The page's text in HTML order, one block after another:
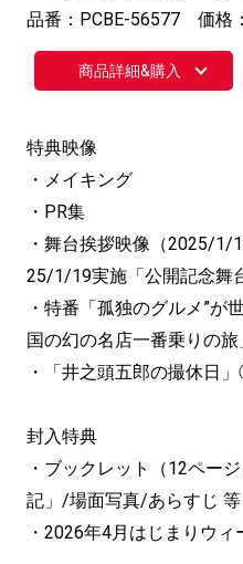
品番：PCBE-56577 価格
商品詳細&購入
特典映像
・メイキング
・PR集
・舞台挨拶映像（2025/1/
25/1/19実施「公開記念舞
・特番「孤独のグルメ”が
国の幻の名店一番乗りの旅
・「井之頭五郎の撮休日
封入特典
・ブックレット（12ペー
記」/場面写真/あらすじ 等
・2026年4月はじまりウ